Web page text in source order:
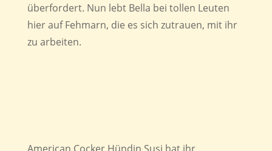
überfordert. Nun lebt Bella bei tollen Leuten
hier auf Fehmarn, die es sich zutrauen, mit ihr
zu arbeiten.
American Cocker Hündin Susi hat ihr